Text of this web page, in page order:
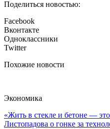
Поделиться новостью:
Facebook
Вконтакте
Одноклассники
Twitter
Похожие новости
Экономика
«Жить в стекле и бетоне —
Листопадова о гонке за